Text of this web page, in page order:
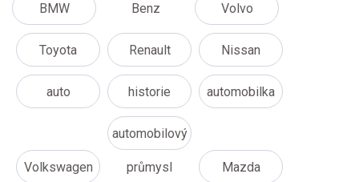
BMW Benz Volvo
Toyota Renault Nissan
auto historie automobilka
Volkswagen
automobilový
průmysl Mazda